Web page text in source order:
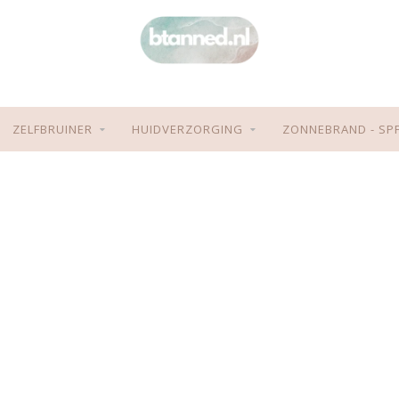
ZELFBRUINER HUIDVERZORGING ZONNEBRAND - SPF